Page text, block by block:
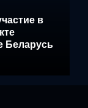
в
Беларусь